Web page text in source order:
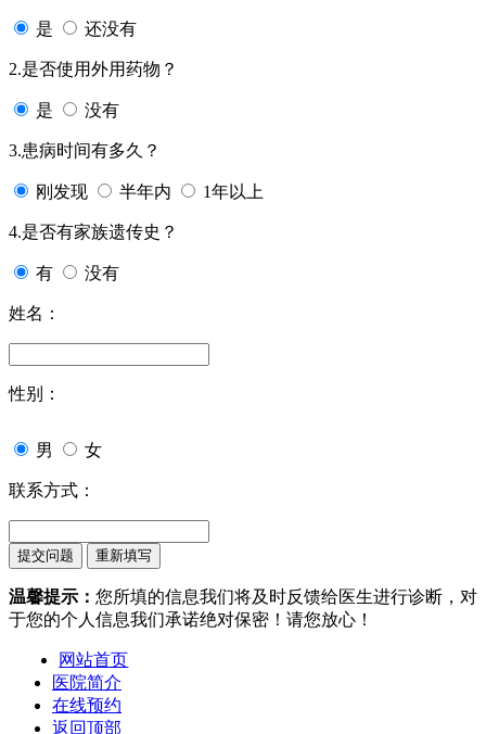
是 还没有
2.是否使用外用药物？
是 没有
3.患病时间有多久？
刚发现 半年内 1年以上
4.是否有家族遗传史？
有 没有
姓名：
性别：
男 女
联系方式：
温馨提示： 您所填的信息我们将及时反馈给医生进行诊断，对
于您的个人信息我们承诺绝对保密！请您放心！
网站首页
医院简介
在线预约
返回顶部